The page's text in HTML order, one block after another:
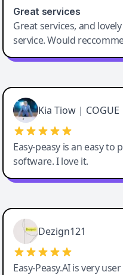
Great services
Great services, and
service. Would
Cody Crabb
Great service, Best AI tool
Kia Tiow | COGUE
Easy-peasy is an easy to
software. I love it.
Easy-Peasy AI
Dezign121
Easy-Peasy.AI is very